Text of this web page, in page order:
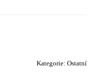
Kategorie: Ostatní